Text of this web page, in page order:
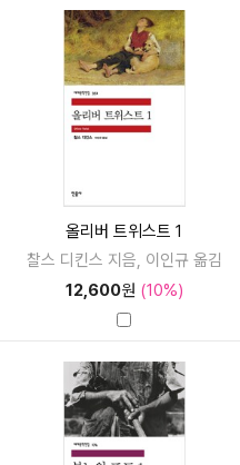
올리버 트위스트 1
찰스 디킨스 지음, 이인규 옮김
12,600원 (10%)